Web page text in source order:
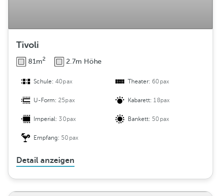
Tivoli
81m2 2.7m Höhe
Schule:40pax Theater:60pax
U-Form:25pax Kabarett:18pax
Imperial:30pax Bankett: 50pax
Empfang: 50pax
Detail anzeigen